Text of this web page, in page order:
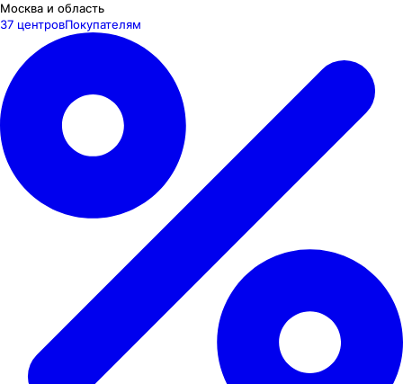
Москва и область
37 центровПокупателям